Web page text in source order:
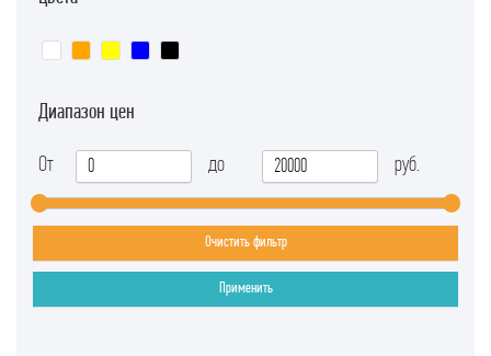
Диапазон цен
От до руб.
Очистить фильтр
Применить